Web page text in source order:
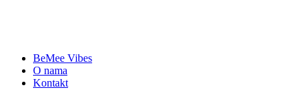
BeMee Vibes
O nama
Kontakt